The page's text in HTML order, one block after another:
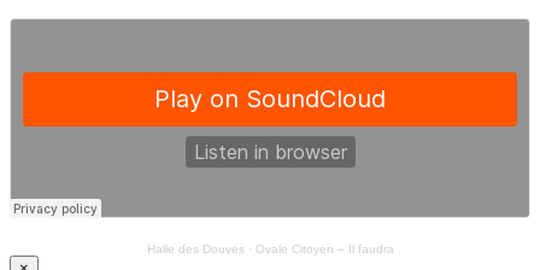
Halle des Douves· Ovale Citoyen – Il faudra